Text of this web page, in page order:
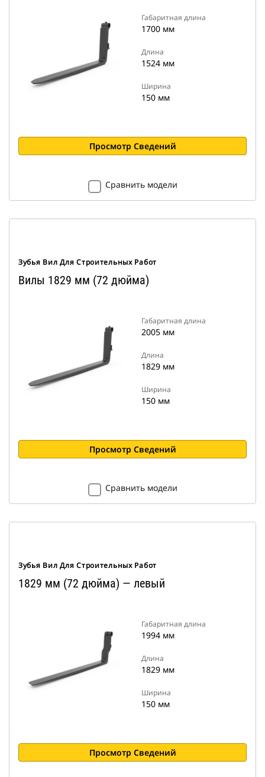
Габаритная длина
1700 мм
Длина
1524 мм
Ширина
150 мм
Просмотр Сведений
Сравнить модели
Зубья Вил Для Строительных Работ
Вилы 1829 мм (72 дюйма)
Габаритная длина
2005 мм
Длина
1829 мм
Ширина
150 мм
Просмотр Сведений
Сравнить модели
Зубья Вил Для Строительных Работ
1829 мм (72 дюйма) — левый
Габаритная длина
1994 мм
Длина
1829 мм
Ширина
150 мм
Просмотр Сведений